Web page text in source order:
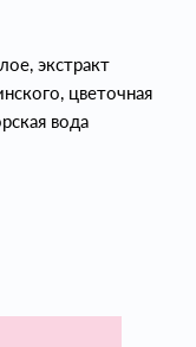
экстракт
цветочная
вода